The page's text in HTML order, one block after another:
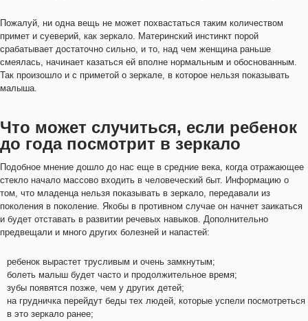
Пожалуй, ни одна вещь не может похвастаться таким количеством
примет и суеверий, как зеркало. Материнский инстинкт порой
срабатывает достаточно сильно, и то, над чем женщина раньше
смеялась, начинает казаться ей вполне нормальным и обоснованным.
Так произошло и с приметой о зеркале, в которое нельзя показывать
малыша.
Что может случиться, если ребенок
до года посмотрит в зеркало
Подобное мнение дошло до нас еще в средние века, когда отражающее
стекло начало массово входить в человеческий быт. Информацию о
том, что младенца нельзя показывать в зеркало, передавали из
поколения в поколение. Якобы в противном случае он начнет заикаться
и будет отставать в развитии речевых навыков. Дополнительно
предвещали и много других болезней и напастей:
ребенок вырастет трусливым и очень замкнутым;
болеть малыш будет часто и продолжительное время;
зубы появятся позже, чем у других детей;
на грудничка перейдут беды тех людей, которые успели посмотреться
в это зеркало ранее;